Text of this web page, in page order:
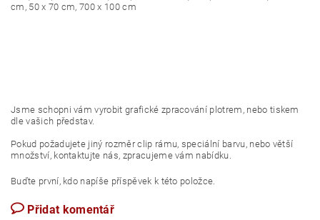
cm, 50 x 70 cm, 700 x 100 cm
Jsme schopni vám vyrobit grafické zpracování plotrem, nebo tiskem
dle vašich představ.
Pokud požadujete jiný rozměr clip rámu, speciální barvu, nebo větší
množství, kontaktujte nás, zpracujeme vám nabídku.
Buďte první, kdo napíše příspěvek k této položce.
Přidat komentář